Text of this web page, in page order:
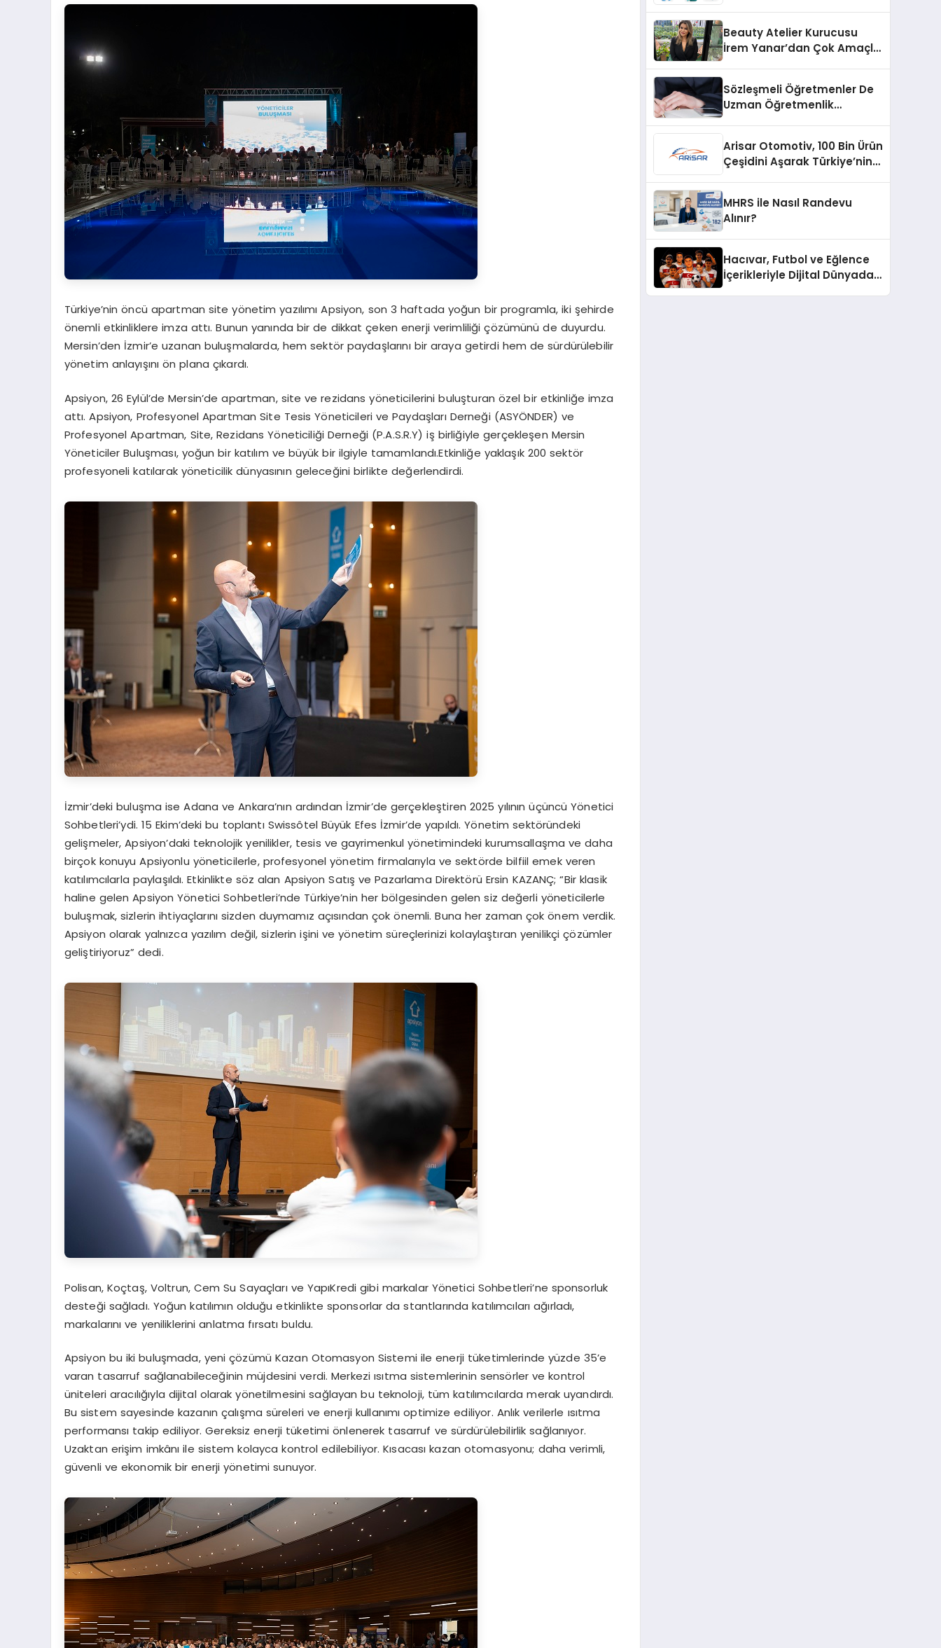
Türkiye’nin öncü apartman site yönetim yazılımı Apsiyon, son 3 haftada yoğun bir programla, iki şehirde
önemli etkinliklere imza attı. Bunun yanında bir de dikkat çeken enerji verimliliği çözümünü de duyurdu.
Mersin’den İzmir’e uzanan buluşmalarda, hem sektör paydaşlarını bir araya getirdi hem de sürdürülebilir
yönetim anlayışını ön plana çıkardı.
Apsiyon, 26 Eylül’de Mersin’de apartman, site ve rezidans yöneticilerini buluşturan özel bir etkinliğe imza
attı. Apsiyon, Profesyonel Apartman Site Tesis Yöneticileri ve Paydaşları Derneği (ASYÖNDER) ve
Profesyonel Apartman, Site, Rezidans Yöneticiliği Derneği (P.A.S.R.Y) iş birliğiyle gerçekleşen Mersin
Yöneticiler Buluşması, yoğun bir katılım ve büyük bir ilgiyle tamamlandı.Etkinliğe yaklaşık 200 sektör
profesyoneli katılarak yöneticilik dünyasının geleceğini birlikte değerlendirdi.
İzmir’deki buluşma ise Adana ve Ankara’nın ardından İzmir’de gerçekleştiren 2025 yılının üçüncü Yönetici
Sohbetleri’ydi. 15 Ekim’deki bu toplantı Swissôtel Büyük Efes İzmir’de yapıldı. Yönetim sektöründeki
gelişmeler, Apsiyon’daki teknolojik yenilikler, tesis ve gayrimenkul yönetimindeki kurumsallaşma ve daha
birçok konuyu Apsiyonlu yöneticilerle, profesyonel yönetim firmalarıyla ve sektörde bilfiil emek veren
katılımcılarla paylaşıldı. Etkinlikte söz alan Apsiyon Satış ve Pazarlama Direktörü Ersin KAZANÇ; “Bir klasik
haline gelen Apsiyon Yönetici Sohbetleri’nde Türkiye’nin her bölgesinden gelen siz değerli yöneticilerle
buluşmak, sizlerin ihtiyaçlarını sizden duymamız açısından çok önemli. Buna her zaman çok önem verdik.
Apsiyon olarak yalnızca yazılım değil, sizlerin işini ve yönetim süreçlerinizi kolaylaştıran yenilikçi çözümler
geliştiriyoruz” dedi.
Polisan, Koçtaş, Voltrun, Cem Su Sayaçları ve YapıKredi gibi markalar Yönetici Sohbetleri’ne sponsorluk
desteği sağladı. Yoğun katılımın olduğu etkinlikte sponsorlar da stantlarında katılımcıları ağırladı,
markalarını ve yeniliklerini anlatma fırsatı buldu.
Apsiyon bu iki buluşmada, yeni çözümü Kazan Otomasyon Sistemi ile enerji tüketimlerinde yüzde 35’e
varan tasarruf sağlanabileceğinin müjdesini verdi. Merkezi ısıtma sistemlerinin sensörler ve kontrol
üniteleri aracılığıyla dijital olarak yönetilmesini sağlayan bu teknoloji, tüm katılımcılarda merak uyandırdı.
Bu sistem sayesinde kazanın çalışma süreleri ve enerji kullanımı optimize ediliyor. Anlık verilerle ısıtma
performansı takip ediliyor. Gereksiz enerji tüketimi önlenerek tasarruf ve sürdürülebilirlik sağlanıyor.
Uzaktan erişim imkânı ile sistem kolayca kontrol edilebiliyor. Kısacası kazan otomasyonu; daha verimli,
güvenli ve ekonomik bir enerji yönetimi sunuyor.
Beauty Atelier Kurucusu
İrem Yanar’dan Çok Amaçlı
Sözleşmeli Öğretmenler De
Uzman Öğretmenlik
Arisar Otomotiv, 100 Bin Ürün
Çeşidini Aşarak Türkiye’nin
Platformlarından Biri Oldu
MHRS ile Nasıl Randevu
Alınır?
Hacıvar, Futbol ve Eğlence
İçerikleriyle Dijital Dünyada